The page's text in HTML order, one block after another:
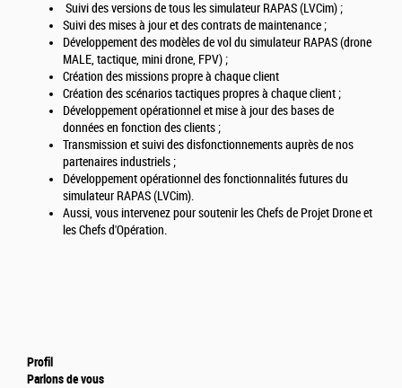
Suivi des versions de tous les simulateur RAPAS (LVCim) ;
Suivi des mises à jour et des contrats de maintenance ;
Développement des modèles de vol du simulateur RAPAS (drone
MALE, tactique, mini drone, FPV) ;
Création des missions propre à chaque client
Création des scénarios tactiques propres à chaque client ;
Développement opérationnel et mise à jour des bases de
données en fonction des clients ;
Transmission et suivi des disfonctionnements auprès de nos
partenaires industriels ;
Développement opérationnel des fonctionnalités futures du
simulateur RAPAS (LVCim).
Aussi, vous intervenez pour soutenir les Chefs de Projet Drone et
les Chefs d'Opération.
Profil
Parlons de vous